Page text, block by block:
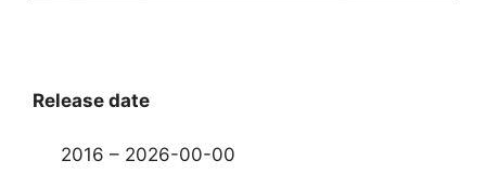
Release date
2016 – 2026-00-00